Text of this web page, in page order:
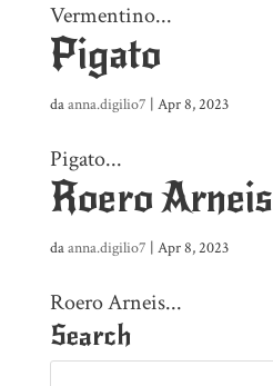
Vermentino...
Pigato
daanna.digilio7 | Apr 8, 2023
Pigato...
Roero Arneis
daanna.digilio7 | Apr 8, 2023
Roero Arneis...
Search